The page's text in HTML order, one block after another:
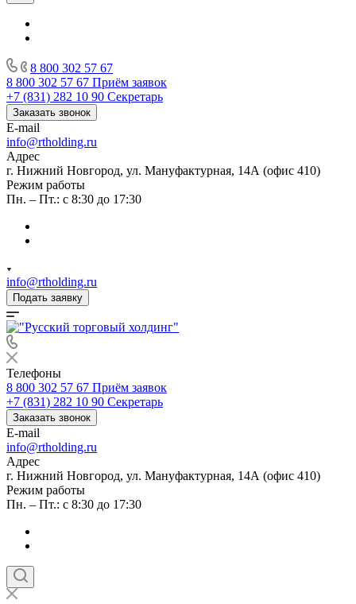
8 800 302 57 67
8 800 302 57 67 Приём заявок
+7 (831) 282 10 90 Секретарь
Заказать звонок
E-mail
info@rtholding.ru
Адрес
г. Нижний Новгород, ул. Мануфактурная, 14А (офис 410)
Режим работы
Пн. – Пт.: с 8:30 до 17:30
info@rtholding.ru
Подать заявку
Телефоны
8 800 302 57 67 Приём заявок
+7 (831) 282 10 90 Секретарь
Заказать звонок
E-mail
info@rtholding.ru
Адрес
г. Нижний Новгород, ул. Мануфактурная, 14А (офис 410)
Режим работы
Пн. – Пт.: с 8:30 до 17:30